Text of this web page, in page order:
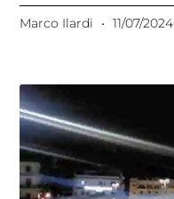
Marco Ilardi 11/07/2024